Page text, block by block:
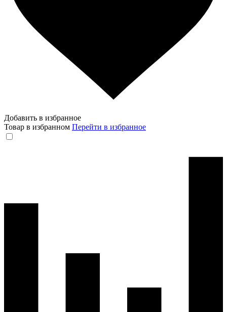
Добавить в избранное
Товар в избранном Перейти в избранное